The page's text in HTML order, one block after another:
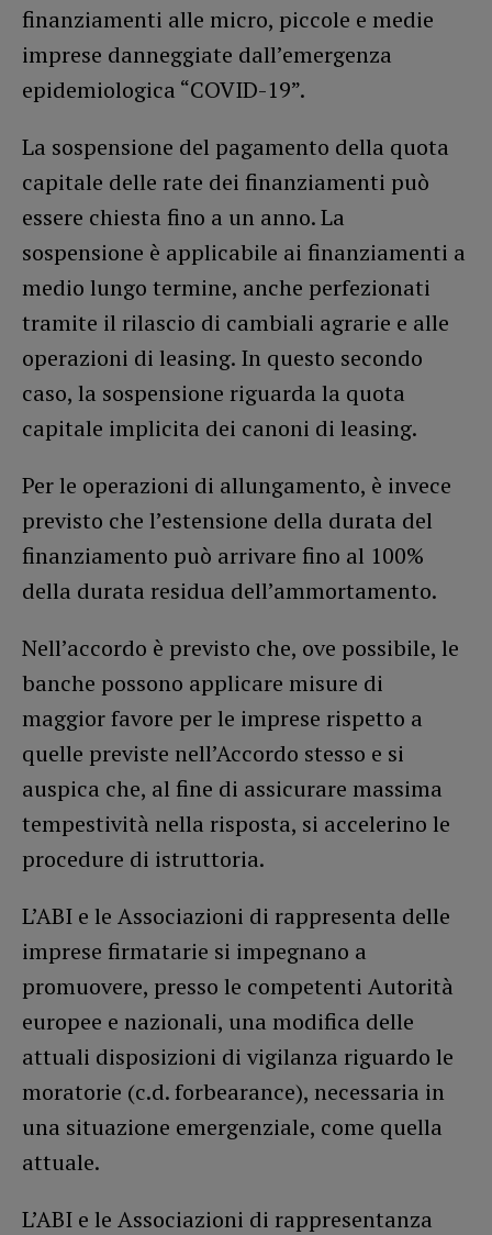
finanziamenti alle micro, piccole e medie
imprese danneggiate dall’emergenza
epidemiologica “COVID-19”.
La sospensione del pagamento della quota
capitale delle rate dei finanziamenti può
essere chiesta fino a un anno. La
sospensione è applicabile ai finanziamenti a
medio lungo termine, anche perfezionati
tramite il rilascio di cambiali agrarie e alle
operazioni di leasing. In questo secondo
caso, la sospensione riguarda la quota
capitale implicita dei canoni di leasing.
Per le operazioni di allungamento, è invece
previsto che l’estensione della durata del
finanziamento può arrivare fino al 100%
della durata residua dell’ammortamento.
Nell’accordo è previsto che, ove possibile, le
banche possono applicare misure di
maggior favore per le imprese rispetto a
quelle previste nell’Accordo stesso e si
auspica che, al fine di assicurare massima
tempestività nella risposta, si accelerino le
procedure di istruttoria.
L’ABI e le Associazioni di rappresenta delle
imprese firmatarie si impegnano a
promuovere, presso le competenti Autorità
europee e nazionali, una modifica delle
attuali disposizioni di vigilanza riguardo le
moratorie (c.d. forbearance), necessaria in
una situazione emergenziale, come quella
attuale.
L’ABI e le Associazioni di rappresentanza